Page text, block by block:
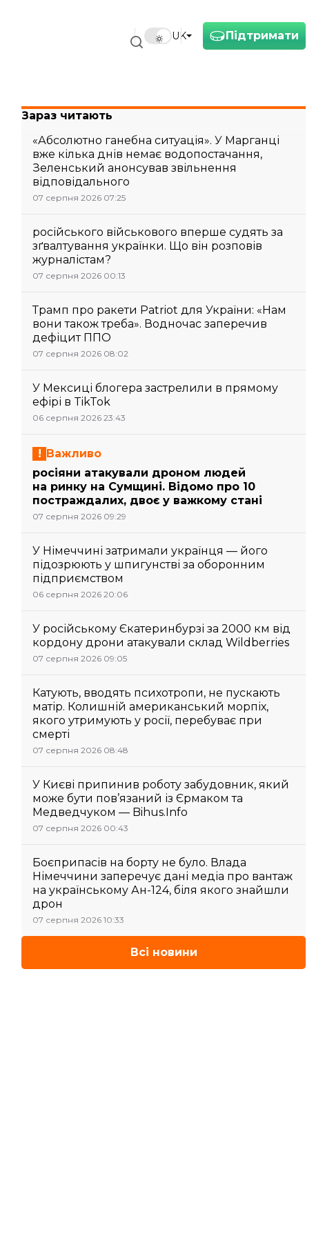
Підтримати
UK
Зараз читають
«Абсолютно ганебна ситуація». У Марганці
вже кілька днів немає водопостачання,
Зеленський анонсував звільнення
відповідального
07 серпня 2026 07:25
російського військового вперше судять за
зґвалтування українки. Що він розповів
журналістам?
07 серпня 2026 00:13
Трамп про ракети Patriot для України: «Нам
вони також треба». Водночас заперечив
дефіцит ППО
07 серпня 2026 08:02
У Мексиці блогера застрелили в прямому
ефірі в TikTok
06 серпня 2026 23:43
Важливо
росіяни атакували дроном людей
на ринку на Сумщині. Відомо про 10
постраждалих, двоє у важкому стані
07 серпня 2026 09:29
У Німеччині затримали українця — його
підозрюють у шпигунстві за оборонним
підприємством
06 серпня 2026 20:06
У російському Єкатеринбурзі за 2000 км від
кордону дрони атакували склад Wildberries
07 серпня 2026 09:05
Катують, вводять психотропи, не пускають
матір. Колишній американський морпіх,
якого утримують у росії, перебуває при
смерті
07 серпня 2026 08:48
У Києві припинив роботу забудовник, який
може бути пов’язаний із Єрмаком та
Медведчуком — Bihus.Info
07 серпня 2026 00:43
Боєприпасів на борту не було. Влада
Німеччини заперечує дані медіа про вантаж
на українському Ан-124, біля якого знайшли
дрон
07 серпня 2026 10:33
Всі новини